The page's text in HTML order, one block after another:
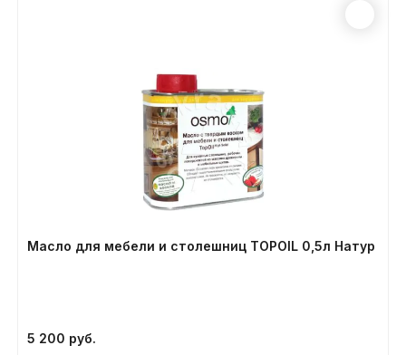
Масло для мебели и столешниц TOPOIL 0,5л Натур
5 200